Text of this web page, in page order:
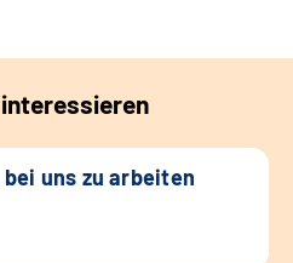
interessieren
uns zu arbeiten